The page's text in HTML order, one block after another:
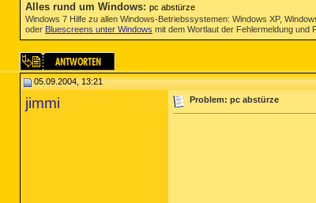
Alles rund um Windows: pc abstürze
Windows 7 Hilfe zu allen Windows-Betriebssystemen: Windows XP,
oder Bluescreens unter Windows mit dem Wortlaut der Fehlermeldung und
05.09.2004, 13:21
jimmi Problem: pc abstürze